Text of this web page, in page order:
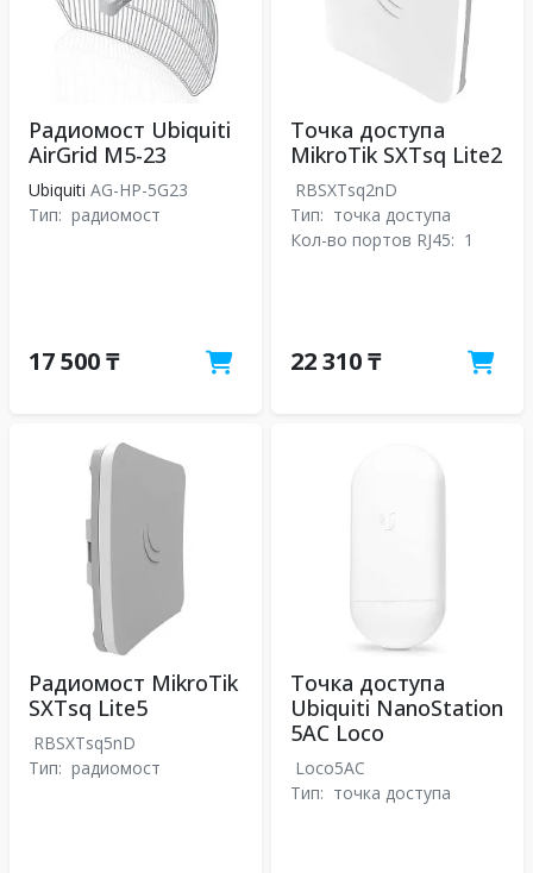
Радиомост Ubiquiti
AirGrid M5-23
Ubiquiti AG-HP-5G23
Тип: радиомост
17 500 ₸
Точка доступа
MikroTik SXTsq Lite2
RBSXTsq2nD
Тип: точка доступа
Кол-во портов RJ45: 1
22 310 ₸
Радиомост MikroTik
SXTsq Lite5
RBSXTsq5nD
Тип: радиомост
Точка доступа
Ubiquiti NanoStation
5AC Loco
Loco5AC
Тип: точка доступа